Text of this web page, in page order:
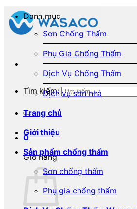
Tìm kiếm:
0
Giỏ hàng
Danh mục
Sơn Chống Thấm
Phụ Gia Chống Thấm
Dịch Vụ Chống Thấm
Dịch vụ sơn nhà
Trang chủ
Giới thiệu
Sản phẩm chống thấm
Sơn chống thấm
Phụ gia chống thấm